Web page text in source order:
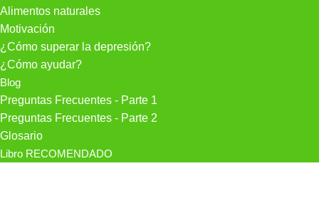
Alimentos naturales
Motivación
¿Cómo superar la depresión?
¿Cómo ayudar?
Blog
Preguntas Frecuentes - Parte 1
Preguntas Frecuentes - Parte 2
Glosario
Libro RECOMENDADO